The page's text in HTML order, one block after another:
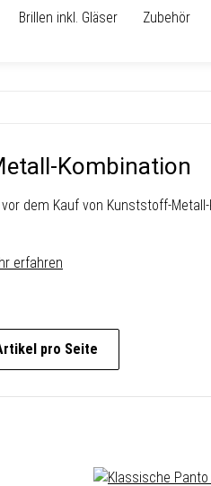
Brillen inkl. Gläser Zubehör
Kombination
vor dem Kauf von Kunststoff-
erfahren
pro Seite